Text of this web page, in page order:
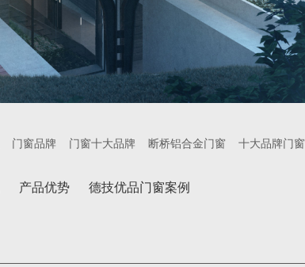
门窗品牌 门窗十大品牌 断桥铝合金门窗 十大品牌门窗
产品优势 德技优品门窗案例